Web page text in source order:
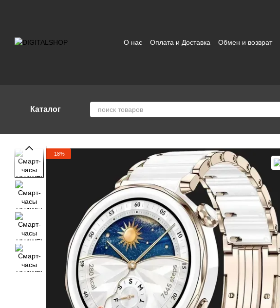
О нас Оплата и Доставка Обмен и возврат
Каталог
−18%